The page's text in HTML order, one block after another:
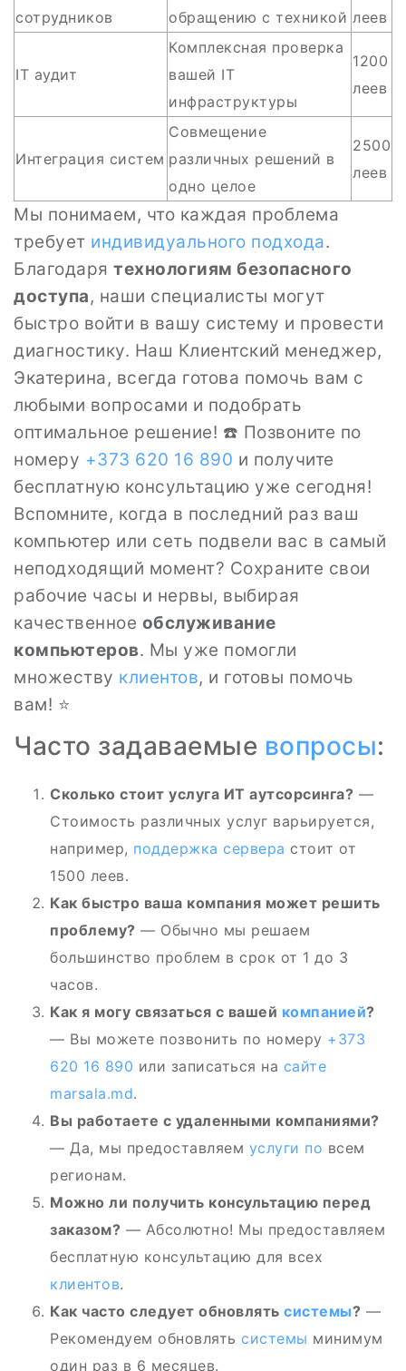
сотрудников
обращению с техникой леев
IT аудит
Комплексная проверка
вашей IT
инфраструктуры
1200
леев
Интеграция систем
Совмещение
различных решений в
одно целое
2500
леев
Мы понимаем, что каждая проблема
требует индивидуального подхода.
Благодаря технологиям безопасного
доступа, наши специалисты могут
быстро войти в вашу систему и провести
диагностику. Наш Клиентский менеджер,
Экатерина, всегда готова помочь вам с
любыми вопросами и подобрать
оптимальное решение! ☎️ Позвоните по
номеру +373 620 16 890 и получите
бесплатную консультацию уже сегодня!
Вспомните, когда в последний раз ваш
компьютер или сеть подвели вас в самый
неподходящий момент? Сохраните свои
рабочие часы и нервы, выбирая
качественное обслуживание
компьютеров. Мы уже помогли
множеству клиентов, и готовы помочь
вам! ⭐
Часто задаваемые вопросы:
Сколько стоит услуга ИТ аутсорсинга? —
Стоимость различных услуг варьируется,
например, поддержка сервера стоит от
1500 леев.
Как быстро ваша компания может решить
проблему? — Обычно мы решаем
большинство проблем в срок от 1 до 3
часов.
Как я могу связаться с вашей компанией?
— Вы можете позвонить по номеру +373
620 16 890 или записаться на сайте
marsala.md.
Вы работаете с удаленными компаниями?
— Да, мы предоставляем услуги по всем
регионам.
Можно ли получить консультацию перед
заказом? — Абсолютно! Мы предоставляем
бесплатную консультацию для всех
клиентов.
Как часто следует обновлять системы? —
Рекомендуем обновлять системы минимум
один раз в 6 месяцев.